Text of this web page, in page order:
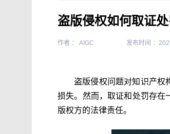
盗版侵权如何取证
作者 ： AIGC 发布时间 ：
盗版侵权问题对知识产权
损失。然而，取证和处罚存在
版权方的法律责任。